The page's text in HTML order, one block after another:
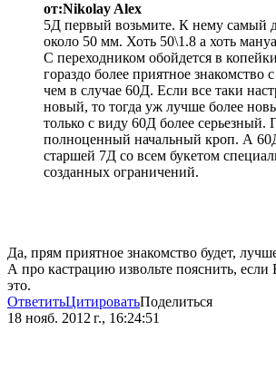
от:Nikolay Alex
5Д первый возьмите. К нему самый
около 50 мм. Хоть 50\1.8 а хоть
С переходником обойдется в
гораздо более приятное знакомство
чем в случае 60Д. Если все таки
новый, то тогда уж лучше более
только с виду 60Д более серьезный.
полноценный начальный кроп. А
старшей 7Д со всем букетом
созданных ограничений.
Да, прям приятное знакомство будет,
А про кастрацию извольте пояснить, если
это.
ОтветитьЦитироватьПоделиться
18 нояб. 2012 г., 16:24:51